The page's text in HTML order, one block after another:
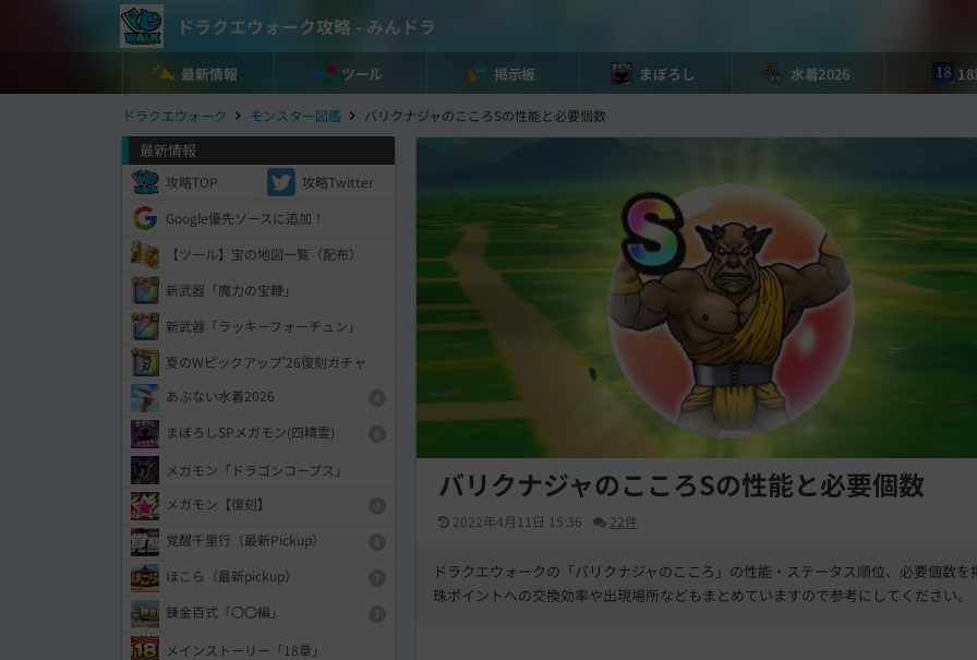
ドラクエウォーク攻略 - みんドラ
最新情報 ツール 掲示板 まぼろし 水着2026 18
ドラクエウォーク モンスター図鑑 バリクナジャのこころSの性能と必要個数
バリクナジャのこころSの性能と必要個数
2022年4月11日 15:36 22件
ドラクエウォークの「バリクナジャのこころ」の性能・ステータス順位、必要個数を
珠ポイントへの交換効率や出現場所などもまとめていますので参考にしてください。
最新情報
攻略TOP
攻略Twitter
Google優先ソースに追加！
【ツール】宝の地図一覧（配布）
新武器「魔力の宝鞭」
新武器「ラッキーフォーチュン」
夏のWピックアップ'26復刻ガチャ
あぶない水着2026
まぼろしSPメガモン(四精霊)
メガモン「ドラゴンコープス」
メガモン【復刻】
覚醒千里行（最新Pickup）
ほこら（最新pickup）
錬金百式「〇〇編」
メインストーリー「18章」